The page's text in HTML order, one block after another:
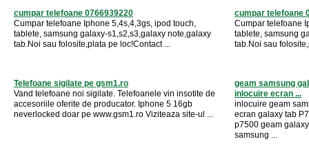
cumpar telefoane 0766939220
Cumpar telefoane Iphone 5,4s,4,3gs, ipod touch,
tablete, samsung galaxy-s1,s2,s3,galaxy note,galaxy
tab.Noi sau folosite,plata pe loc!Contact ...
cumpar telefoane
Cumpar telefoane
tablete, samsung
tab.Noi sau
Telefoane sigilate pe gsm1.ro
Vand telefoane noi sigilate. Telefoanele vin insotite de
accesoriile oferite de producator. Iphone 5 16gb
neverlocked doar pe www.gsm1.ro Viziteaza site-ul ...
geam samsung
inlocuire ecran ...
inlocuire geam
ecran galaxy tab
p7500 geam
samsung ...